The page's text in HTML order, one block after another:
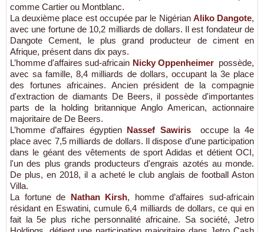
comme Cartier ou Montblanc.
La deuxième place est occupée par le Nigérian Aliko Dangote,
avec une fortune de 10,2 milliards de dollars. Il est fondateur de
Dangote Cement, le plus grand producteur de ciment en
Afrique, présent dans dix pays.
L’homme d'affaires sud-africain Nicky Oppenheimerpossède,
avec sa famille, 8,4 milliards de dollars, occupant la 3e place
des fortunes africaines. Ancien président de la compagnie
d'extraction de diamants De Beers, il possède d'importantes
parts de la holding britannique Anglo American, actionnaire
majoritaire de De Beers.
L’homme d’affaires égyptien Nassef Sawirisoccupe la 4e
place avec 7,5 milliards de dollars. Il dispose d’une participation
dans le géant des vêtements de sport Adidas et détient OCI,
l'un des plus grands producteurs d'engrais azotés au monde.
De plus, en 2018, il a acheté le club anglais de football Aston
Villa.
La fortune de Nathan Kirsh, homme d’affaires sud-africain
résidant en Eswatini, cumule 6,4 milliards de dollars, ce qui en
fait la 5e plus riche personnalité africaine. Sa société, Jetro